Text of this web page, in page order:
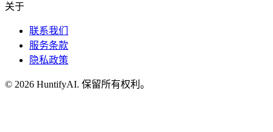
关于
联系我们
服务条款
隐私政策
© 2026 HuntifyAI. 保留所有权利。